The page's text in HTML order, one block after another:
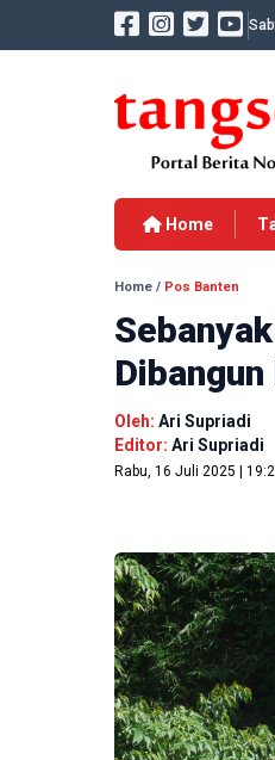
Home
Home / Pos Banten
Oleh: Ari Supriadi
Editor: Ari Supriadi
Rabu, 16 Juli 2025 |